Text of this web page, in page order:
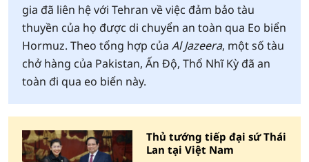
gia đã liên hệ với Tehran về việc đảm bảo tàu
thuyền của họ được di chuyển an toàn qua Eo biển
Hormuz. Theo tổng hợp của Al Jazeera, một số tàu
chở hàng của Pakistan, Ấn Độ, Thổ Nhĩ Kỳ đã an
toàn đi qua eo biển này.
Thủ tướng tiếp đại sứ Thái
Lan tại Việt Nam